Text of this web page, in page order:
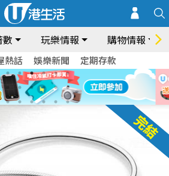
數 玩樂情報 購物情報
熱話 娛樂新聞 定期存款